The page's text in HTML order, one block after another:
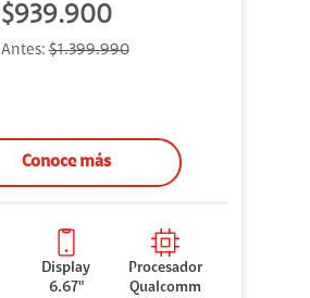
$939.900
Antes:$1.399.990
Conoce más
Display
6.67"
Procesador
Qualcomm